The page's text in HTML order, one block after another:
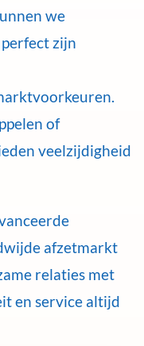
we
zijn
of
veelzijdigheid
afzetmarkt
relaties met
en service altijd